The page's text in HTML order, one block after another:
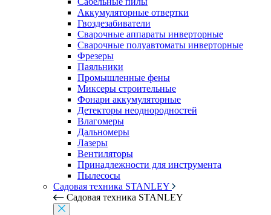
Аккумуляторные отвертки
Гвоздезабиватели
Сварочные аппараты инверторные
Сварочные полуавтоматы инверторные
Фрезеры
Паяльники
Промышленные фены
Миксеры строительные
Фонари аккумуляторные
Детекторы неоднородностей
Влагомеры
Дальномеры
Лазеры
Вентиляторы
Принадлежности для инструмента
Пылесосы
Садовая техника STANLEY
Садовая техника STANLEY